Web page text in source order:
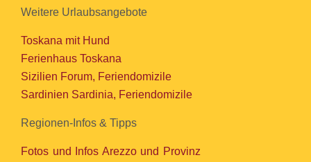
Weitere Urlaubsangebote
Toskana mit Hund
Ferienhaus Toskana
Sizilien Forum, Feriendomizile
Sardinien Sardinia, Feriendomizile
Regionen-Infos & Tipps
Fotos und Infos Arezzo und Provinz